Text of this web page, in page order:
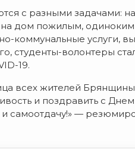
с разными задачами:
дом пожилым,
коммунальные услуги,
студенты-волонтеры
19.
всех жителей Брянщины
и поздравить с Днем
самоотдачу!» —